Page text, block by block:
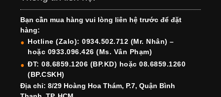
e
b
o
o
k
gr
a
m
e
st
e
dI
n
er T
u
b
e
T
u
b
e
h
Bạn cần mua hàng vui lòng liên hệ trước để đặt
hàng:
Hotline (Zalo): 0934.502.712 (Mr. Nhân) –
hoặc 0933.096.426 (Ms. Vân Phạm)
ĐT: 08.6859.1206 (BP.KD) hoặc 08.6859.1260
(BP.CSKH)
Địa chỉ: 8/29 Hoàng Hoa Thám, P.7, Quận Bình